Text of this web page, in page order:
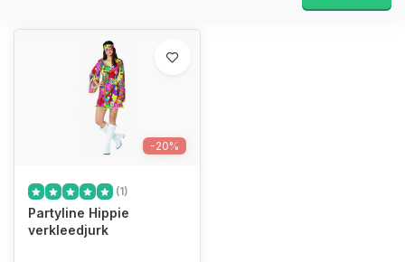
-20%
(1)
Partyline Hippie
verkleedjurk